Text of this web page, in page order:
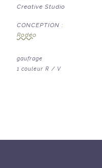
Creative Studio
CONCEPTION :
Rodéo
gaufrage
1 couleur R / V